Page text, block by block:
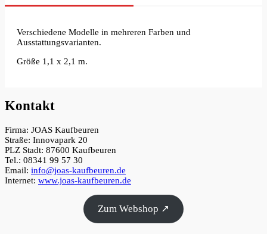
Verschiedene Modelle in mehreren Farben und
Ausstattungsvarianten.
Größe 1,1 x 2,1 m.
Kontakt
Firma: JOAS Kaufbeuren
Straße: Innovapark 20
PLZ Stadt: 87600 Kaufbeuren
Tel.: 08341 99 57 30
Email: info@joas-kaufbeuren.de
Internet: www.joas-kaufbeuren.de
Zum Webshop ↗